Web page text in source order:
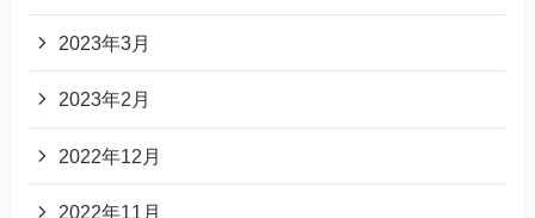
2023年3月
2023年2月
2022年12月
2022年11月